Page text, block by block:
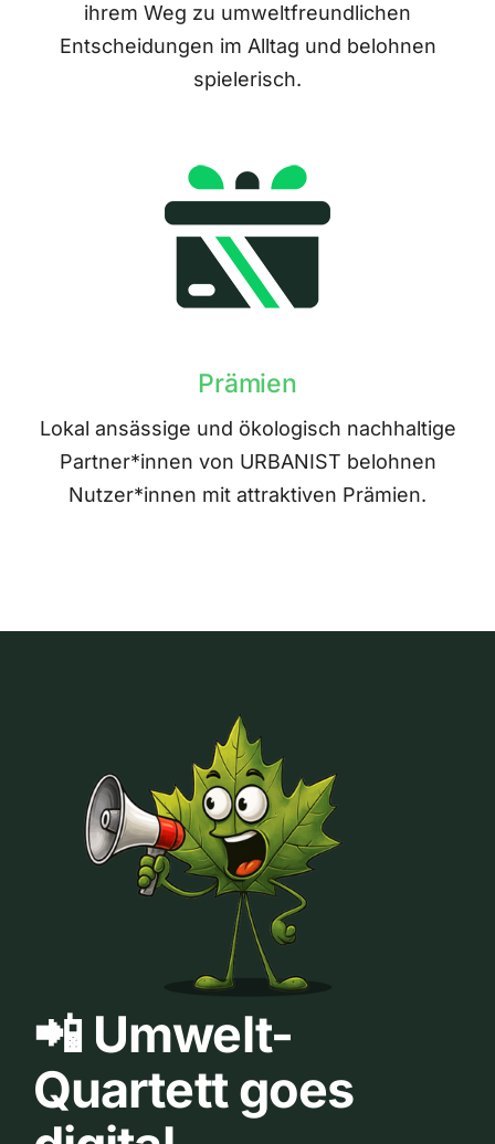
ihrem Weg zu umweltfreundlichen
Entscheidungen im Alltag und belohnen
spielerisch.
Prämien
Lokal ansässige und ökologisch nachhaltige
Partner*innen von URBANIST belohnen
Nutzer*innen mit attraktiven Prämien.
📲 Umwelt-
Quartett goes